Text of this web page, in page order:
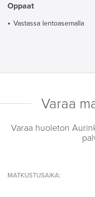
Oppaat
Vastassa lentoasemalla
Varaa
Varaa huoleton
MATKUSTUSAIKA: